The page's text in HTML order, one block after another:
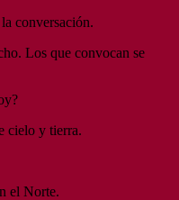
conversación.
Los que convocan se
cielo y tierra.
el Norte.